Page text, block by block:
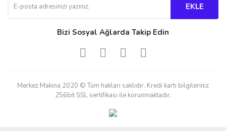
EKLE
Bizi Sosyal Ağlarda Takip Edin
Merkez Makina 2020 © Tüm hakları saklıdır. Kredi kartı bilgileriniz
256bit SSL sertifikası ile korunmaktadır.